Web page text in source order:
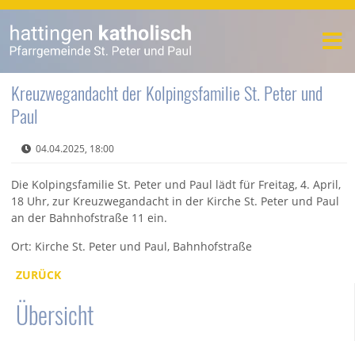
Kreuzwegandacht der Kolpingsfamilie St. Peter und
Paul
04.04.2025, 18:00
Die Kolpingsfamilie St. Peter und Paul lädt für Freitag, 4. April,
18 Uhr, zur Kreuzwegandacht in der Kirche St. Peter und Paul
an der Bahnhofstraße 11 ein.
Ort: Kirche St. Peter und Paul, Bahnhofstraße
ZURÜCK
Übersicht